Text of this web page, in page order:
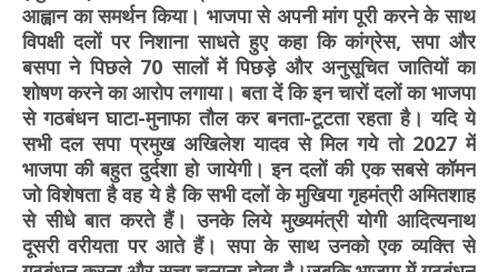
आह्वान का समर्थन किया। भाजपा से अपनी मांग पूरी करने के साथ
विपक्षी दलों पर निशाना साधते हुए कहा कि कांग्रेस, सपा और
बसपा ने पिछले 70 सालों में पिछड़े और अनुसूचित जातियों का
शोषण करने का आरोप लगाया। बता दें कि इन चारों दलों का भाजपा
से गठबंधन घाटा-मुनाफा तौल कर बनता-टूटता रहता है। यदि ये
सभी दल सपा प्रमुख अखिलेश यादव से मिल गये तो 2027 में
भाजपा की बहुत दुर्दशा हो जायेगी। इन दलों की एक सबसे कॉमन
जो विशेषता है वह ये है कि सभी दलों के मुखिया गृहमंत्री अमितशाह
से सीधे बात करते हैं। उनके लिये मुख्यमंत्री योगी आदित्यनाथ
दूसरी वरीयता पर आते हैं। सपा के साथ उनको एक व्यक्ति से